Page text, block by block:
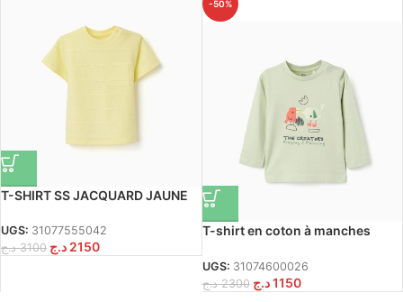
T-SHIRT SS JACQUARD JAUNE
UGS: 31077555042
3100 د.ج 2150 د.ج
-50%
T-shirt en coton à manches
garçons, vert clair
UGS: 31074600026
2300 د.ج 1150 د.ج